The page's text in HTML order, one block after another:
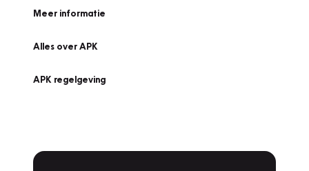
Meer informatie
Alles over APK
APK regelgeving